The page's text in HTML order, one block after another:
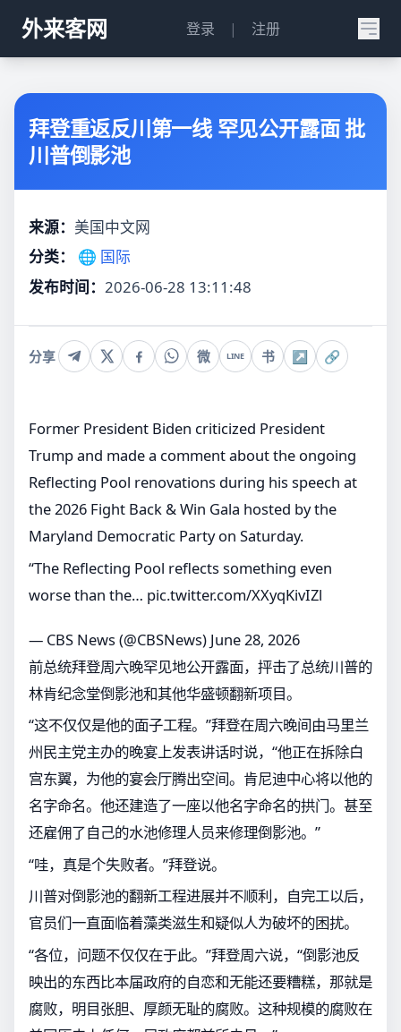
外来客网 登录 | 注册
拜登重返反川第一线 罕见公开露面 批
川普倒影池
来源： 美国中文网
分类：
🌐 国际
发布时间： 2026-06-28 13:11:48
分享 微 LINE 书 ↗ 🔗
Former President Biden criticized President
Trump and made a comment about the ongoing
Reflecting Pool renovations during his speech at
the 2026 Fight Back & Win Gala hosted by the
Maryland Democratic Party on Saturday.
“The Reflecting Pool reflects something even
worse than the… pic.twitter.com/XXyqKivIZl
— CBS News (@CBSNews) June 28, 2026
前总统拜登周六晚罕见地公开露面，抨击了总统川普的
林肯纪念堂倒影池和其他华盛顿翻新项目。
“这不仅仅是他的面子工程。”拜登在周六晚间由马里兰
州民主党主办的晚宴上发表讲话时说，“他正在拆除白
宫东翼，为他的宴会厅腾出空间。肯尼迪中心将以他的
名字命名。他还建造了一座以他名字命名的拱门。甚至
还雇佣了自己的水池修理人员来修理倒影池。”
“哇，真是个失败者。”拜登说。
川普对倒影池的翻新工程进展并不顺利，自完工以后，
官员们一直面临着藻类滋生和疑似人为破坏的困扰。
“各位，问题不仅仅在于此。”拜登周六说，“倒影池反
映出的东西比本届政府的自恋和无能还要糟糕，那就是
腐败，明目张胆、厚颜无耻的腐败。这种规模的腐败在